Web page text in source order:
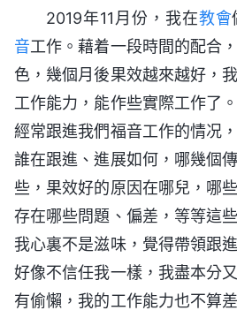
2019年11月份，我在教會
音工作。藉着一段時間的配合
色，幾個月後果效越來越好，
工作能力，能作些實際工作了
經常跟進我們福音工作的情况
誰在跟進、進展如何，哪幾個
些，果效好的原因在哪兒，哪
存在哪些問題、偏差，等等這
我心裏不是滋味，覺得帶領跟
好像不信任我一樣，我盡本分
有偷懶，我的工作能力也不算